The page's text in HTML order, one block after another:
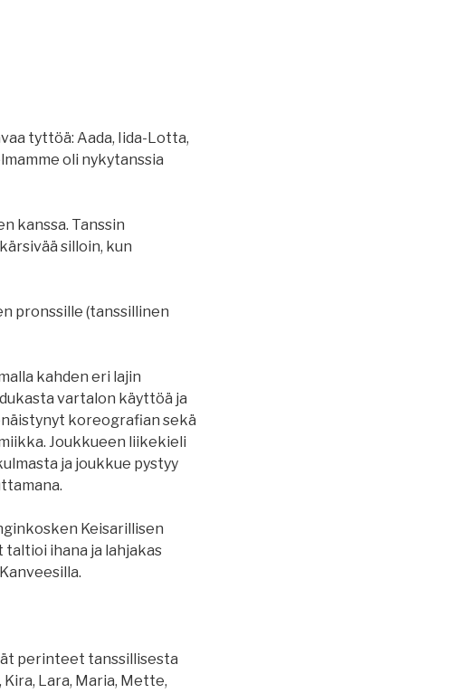
tyttöä: Aada, Iida-Lotta,
oli nykytanssia
kanssa. Tanssin
silloin, kun
pronssille (tanssillinen
kahden eri lajin
vartalon käyttöä ja
koreografian sekä
Joukkueen liikekieli
ja joukkue pystyy
Keisarillisen
taltioi ihana ja lahjakas
perinteet tanssillisesta
Lara, Maria, Mette,